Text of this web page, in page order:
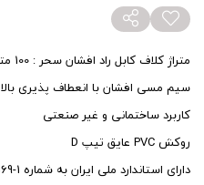
متراژ کلاف کابل راد افشان سحر : 100 متر
سیم مسی افشان با انعطاف پذیری بالا
کاربرد ساختمانی و غیر صنعتی
روکش PVC عایق تیپ D
دارای استاندارد ملی ایران به شماره 1-3569